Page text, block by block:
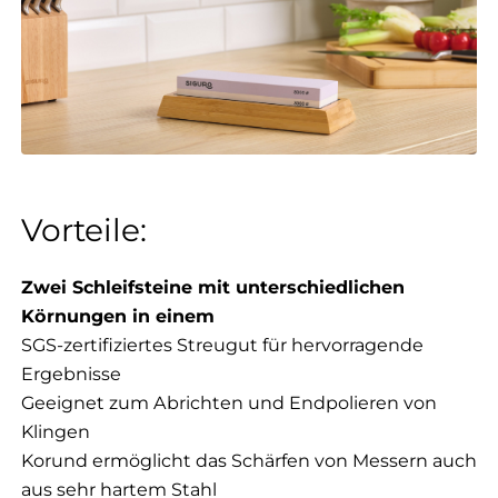
Vorteile:
Zwei Schleifsteine mit unterschiedlichen
Körnungen in einem
SGS-zertifiziertes Streugut für hervorragende
Ergebnisse
Geeignet zum Abrichten und Endpolieren von
Klingen
Korund ermöglicht das Schärfen von Messern auch
aus sehr hartem Stahl